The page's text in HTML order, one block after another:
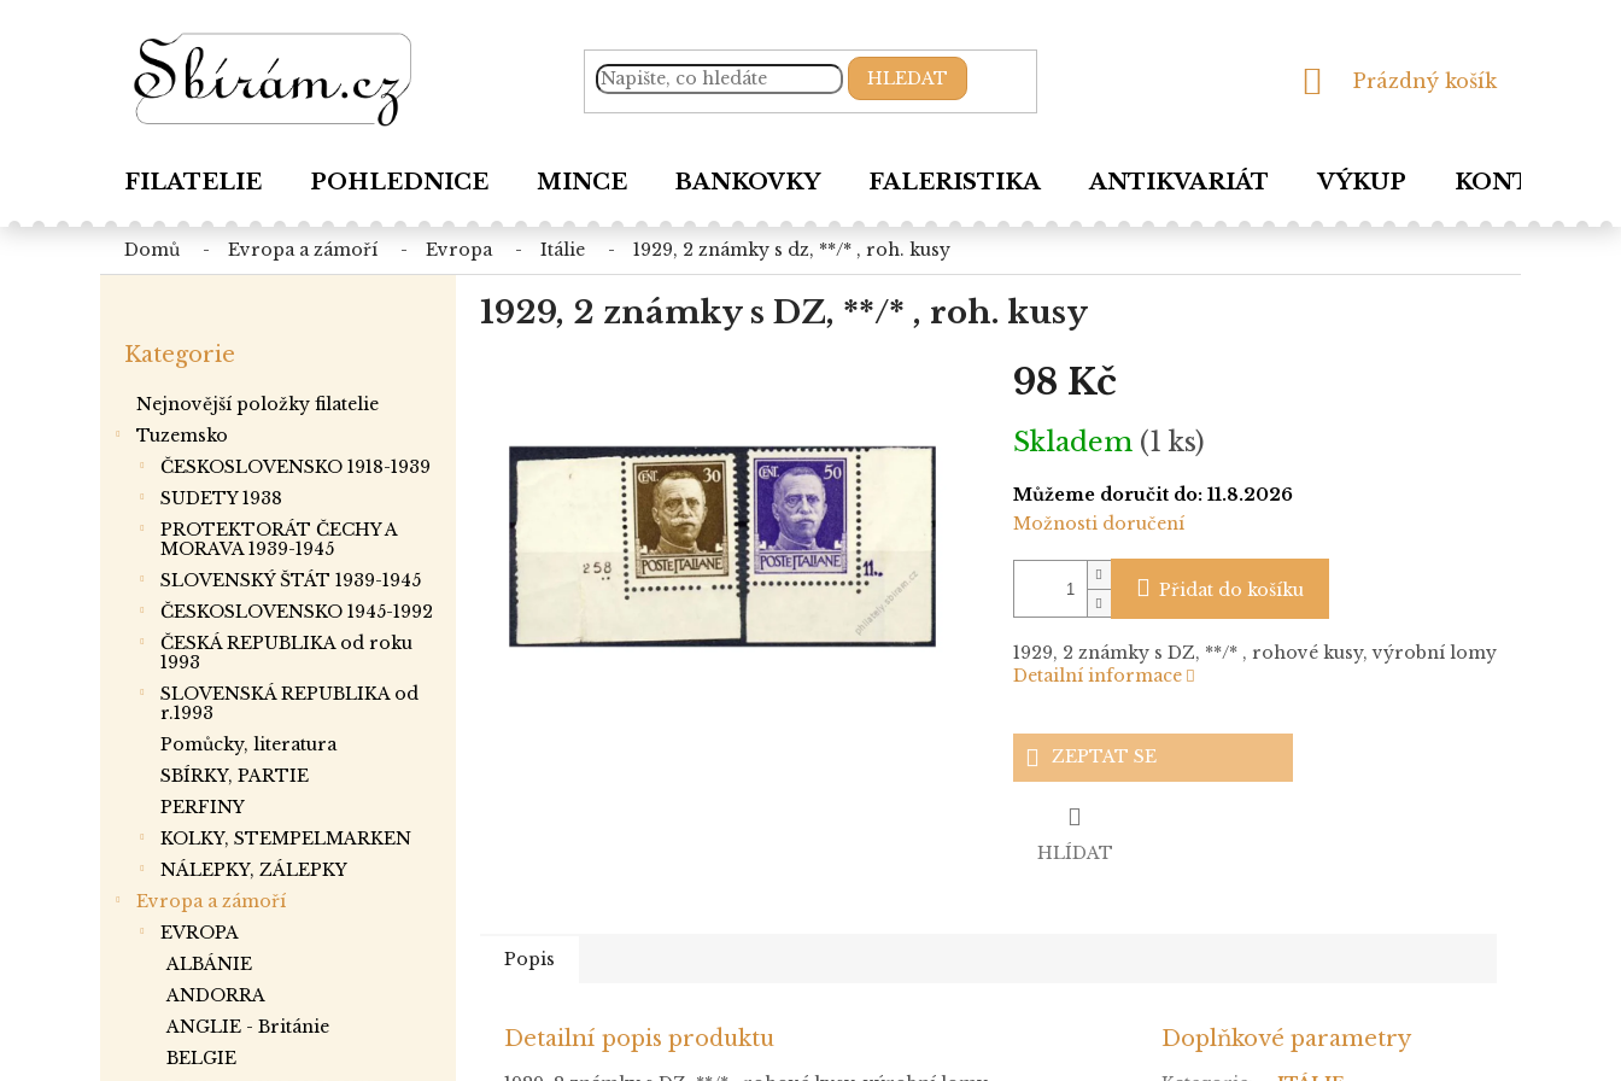
HLEDAT
NÁKUPNÍ
Prázdný košík
FILATELIE POHLEDNICE MINCE BANKOVKY FALERISTIKA ANTIKVARIÁT VÝKUP KONTAKTY
domů evropa a zámoří evropa itálie 1929, 2 známky s dz, **/* , roh. kusy
kategorie
Kategorie
Nejnovější položky filatelie
Tuzemsko
ČESKOSLOVENSKO 1918-1939
SUDETY 1938
PROTEKTORÁT ČECHY A
MORAVA 1939-1945
SLOVENSKÝ ŠTÁT 1939-1945
ČESKOSLOVENSKO 1945-1992
ČESKÁ REPUBLIKA od roku
1993
SLOVENSKÁ REPUBLIKA od
r.1993
Pomůcky, literatura
SBÍRKY, PARTIE
PERFINY
KOLKY, STEMPELMARKEN
NÁLEPKY, ZÁLEPKY
Evropa a zámoří
EVROPA
ALBÁNIE
ANDORRA
ANGLIE - Británie
BELGIE
1929, 2 známky s DZ, **/* , roh. kusy
98 Kč
Měrná
cena:
Skladem (1 ks)
Můžeme doručit do: 11.8.2026
Možnosti doručení
Přidat do košíku
1929, 2 známky s DZ, **/* , rohové kusy, výrobní lomy
Detailní informace
ZEPTAT SE
HLÍDAT
Popis
Detailní popis produktu Doplňkové parametry